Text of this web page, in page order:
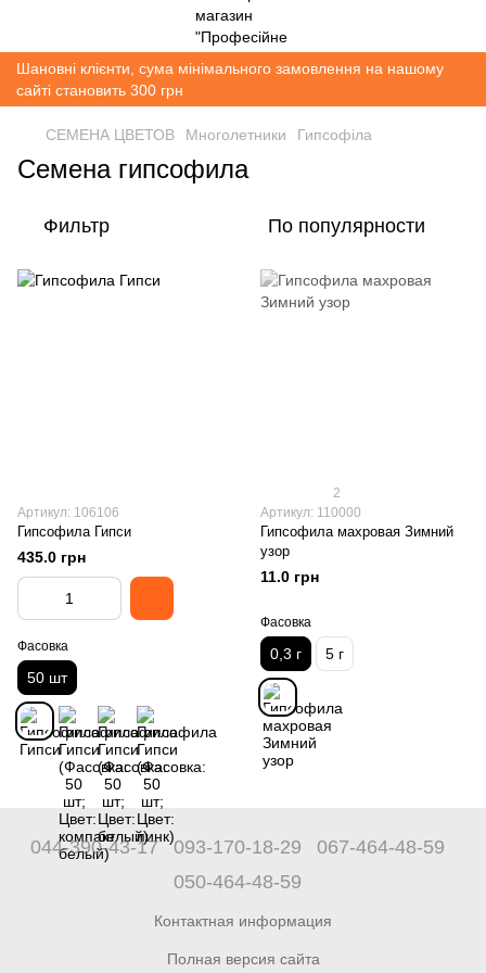
Шановні клієнти, сума мінімального замовлення на нашому
сайті становить 300 грн
СЕМЕНА ЦВЕТОВ Многолетники Гипсофіла
Семена гипсофила
Фильтр По популярности
Артикул: 106106
Гипсофила Гипси
435.0 грн
Фасовка
50 шт
2
Артикул: 110000
Гипсофила махровая Зимний
узор
11.0 грн
Фасовка
0,3 г 5 г
044-390-43-17 093-170-18-29
067-464-48-59
050-464-48-59
Контактная информация
Полная версия сайта